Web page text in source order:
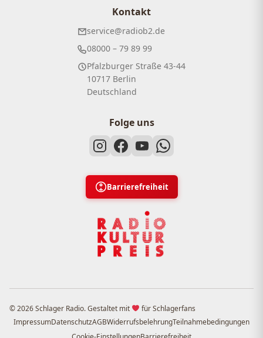
Kontakt
service@radiob2.de
08000 – 79 89 99
Pfalzburger Straße 43-44
10717 Berlin
Deutschland
Folge uns
Barrierefreiheit
© 2026 Schlager Radio. Gestaltet mit
für Schlagerfans
ImpressumDatenschutzAGBWiderrufsbelehrungTeilnahmebedingungen